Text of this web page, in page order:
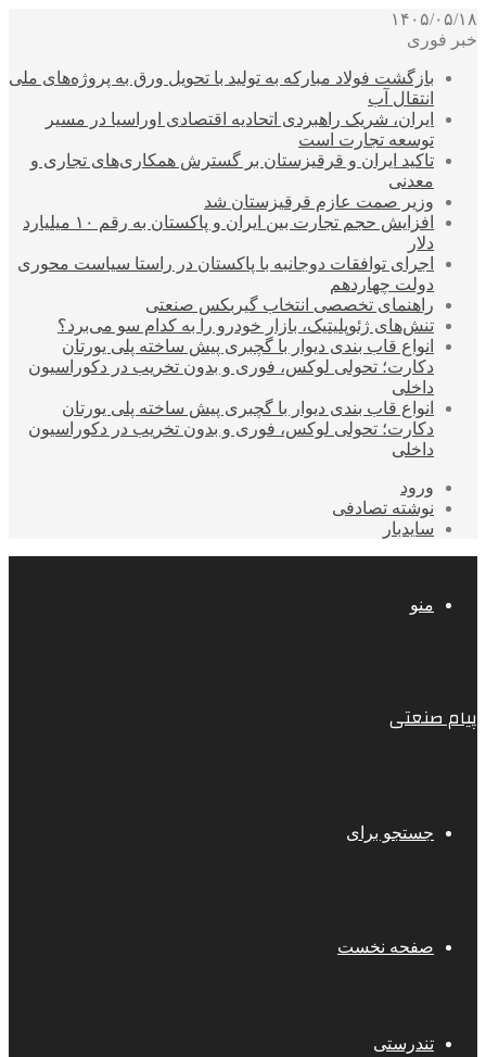
۱۴۰۵/۰۵/۱۸
خبر فوری
بازگشت فولاد مبارکه به تولید با تحویل ورق به پروژه‌های ملی
انتقال آب
ایران، شریک راهبردی اتحادیه اقتصادی اوراسیا در مسیر
توسعه تجارت است
تاکید ایران و قرقیزستان بر گسترش همکاری‌های تجاری و
معدنی
وزیر صمت عازم قرقیزستان شد
افزایش حجم تجارت بین ایران و پاکستان به رقم ۱۰ میلیارد
دلار
اجرای توافقات دوجانبه با پاکستان در راستا سیاست محوری
دولت چهاردهم
راهنمای تخصصی انتخاب گیربکس صنعتی
تنش‌های ژئوپلیتیک، بازار خودرو را به کدام سو می‌برد؟
انواع قاب بندی دیوار با گچبری پیش ساخته پلی یورتان
دکارت؛ تحولی لوکس، فوری و بدون تخریب در دکوراسیون
داخلی
انواع قاب بندی دیوار با گچبری پیش ساخته پلی یورتان
دکارت؛ تحولی لوکس، فوری و بدون تخریب در دکوراسیون
داخلی
ورود
نوشته تصادفی
سایدبار
منو
پیام صنعتی
جستجو برای
صفحه نخست
تندرستی